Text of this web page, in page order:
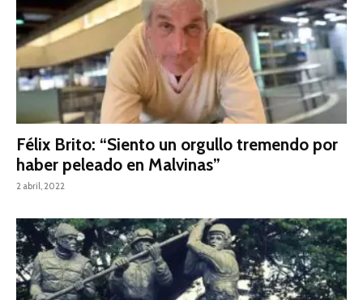
Félix Brito: “Siento un orgullo tremendo por
haber peleado en Malvinas”
2 abril, 2022